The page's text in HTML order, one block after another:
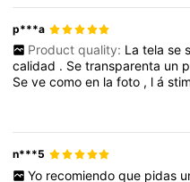
p***a
Product quality: La tela se
calidad . Setransparenta un
Sevecomoen lafoto , lá
n***5
Yo recomiendo que pidas